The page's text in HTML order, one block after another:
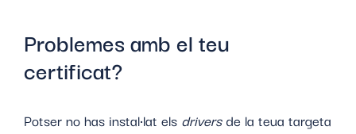
Problemes amb el teu
certificat?
Potser no has instal·lat els driversde la teua targeta